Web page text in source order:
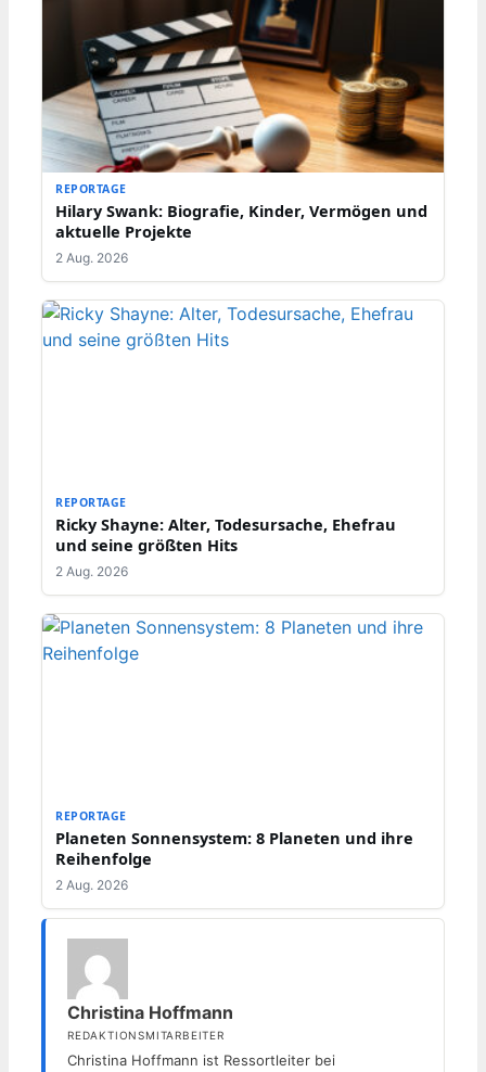
REPORTAGE
Hilary Swank: Biografie, Kinder, Vermögen und
aktuelle Projekte
2 Aug. 2026
REPORTAGE
Ricky Shayne: Alter, Todesursache, Ehefrau
und seine größten Hits
2 Aug. 2026
REPORTAGE
Planeten Sonnensystem: 8 Planeten und ihre
Reihenfolge
2 Aug. 2026
Christina Hoffmann
REDAKTIONSMITARBEITER
Christina Hoffmann ist Ressortleiter bei